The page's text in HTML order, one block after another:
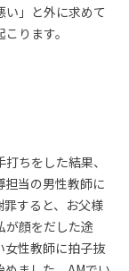
い」と外に求めて
ります。
ちをした結果、
当の男性教師に
すると、お父様
が顔をだした途
女性教師に拍子抜